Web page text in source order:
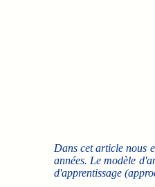
Dans cet article nous
années. Le modèle
d'apprentissage